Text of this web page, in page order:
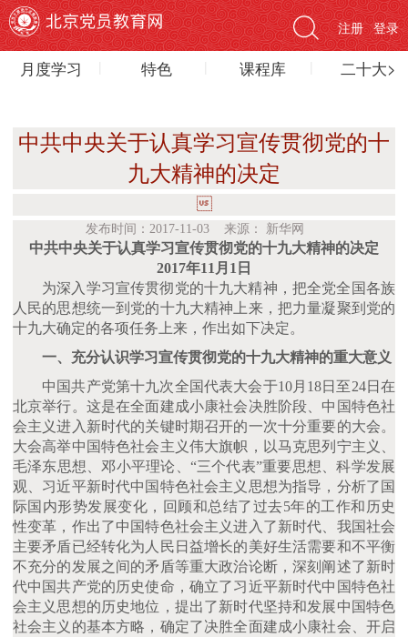
登录
注册
月度学习 特色 课程库 二十大>
中共中央关于认真学习宣传贯彻党的十
九大精神的决定
发布时间：2017-11-03 来源： 新华网
中共中央关于认真学习宣传贯彻党的十九大精神的决定
2017年11月1日
为深入学习宣传贯彻党的十九大精神，把全党全国各族
人民的思想统一到党的十九大精神上来，把力量凝聚到党的
十九大确定的各项任务上来，作出如下决定。
一、充分认识学习宣传贯彻党的十九大精神的重大意义
中国共产党第十九次全国代表大会于10月18日至24日在
北京举行。这是在全面建成小康社会决胜阶段、中国特色社
会主义进入新时代的关键时期召开的一次十分重要的大会。
大会高举中国特色社会主义伟大旗帜，以马克思列宁主义、
毛泽东思想、邓小平理论、“三个代表”重要思想、科学发展
观、习近平新时代中国特色社会主义思想为指导，分析了国
际国内形势发展变化，回顾和总结了过去5年的工作和历史
性变革，作出了中国特色社会主义进入了新时代、我国社会
主要矛盾已经转化为人民日益增长的美好生活需要和不平衡
不充分的发展之间的矛盾等重大政治论断，深刻阐述了新时
代中国共产党的历史使命，确立了习近平新时代中国特色社
会主义思想的历史地位，提出了新时代坚持和发展中国特色
社会主义的基本方略，确定了决胜全面建成小康社会、开启